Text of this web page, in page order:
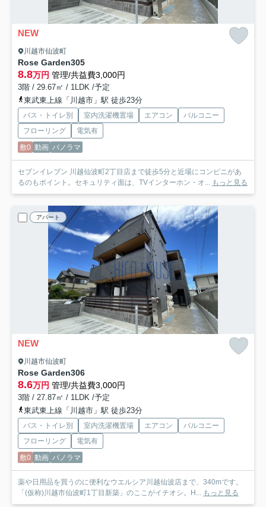
NEW
川越市仙波町
Rose Garden305
8.8万円 管理/共益費3,000円
3階 / 29.67㎡ / 1LDK /予定
東武東上線「川越市」駅 徒歩23分
バス・トイレ別 室内洗濯機置場 エアコン
バルコニー
フローリング
電気有
敷0 動画 パノラマ
セブンイレブン 川越仙波町2丁目店まで徒歩5分と近場にコンビニがあ
るのもポイント。セキュリティ面は、TVインターホン・オ... もっと見る
アパート
NEW
川越市仙波町
Rose Garden306
8.6万円 管理/共益費3,000円
3階 / 27.87㎡ / 1LDK /予定
東武東上線「川越市」駅 徒歩23分
バス・トイレ別 室内洗濯機置場 エアコン
バルコニー
フローリング
電気有
敷0 動画 パノラマ
薬や日用品を買うのに便利なウエルシア川越仙波店まで、340mです。
「(仮称)川越市仙波町1丁目新築」のここがイチオシ。H...
もっと見る